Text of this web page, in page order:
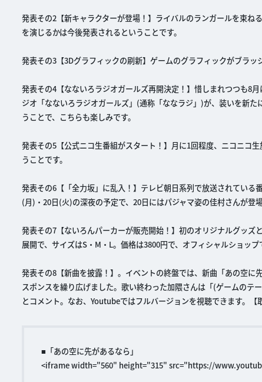
発表その2【新キャラクターが登場！】ライバルのランガールを束
を演じるかは今後発表されるということです。
発表その3【3Dグラフィックの刷新】ゲームのグラフィックがブラ
発表その4【なないろラジオガールズ再開決定！】惜しまれつつも8
ジオ「なないろラジオガールズ」(通称「ななラジ」)が、装いを新
うことで、こちらも楽しみです。
発表その5【公式ニコ生番組がスタート！】月に1回程度、ニコニコ
うことです。
発表その6【「全力坂」に乱入！】テレビ朝日系列で放送されてい
(月)・20日(火)の深夜の予定で、20日にはパジャマ姿の佳村さんが登
発表その7【ないろんパーカーが販売開始！】初のオリジナルグッ
展開で、サイズはS・M・L。価格は3800円で、オフィシャルショップ
発表その8【新曲を披露！】。イベントの終盤では、新曲「あの空
スポンスを繰り広げました。歌い終わった加隈さんは「(ゲームのテ
とコメント。なお、Youtubeではフルバージョンを視聴できます。【
■「あの空に先があるなら」
<iframe width="560" height="315" src="https://